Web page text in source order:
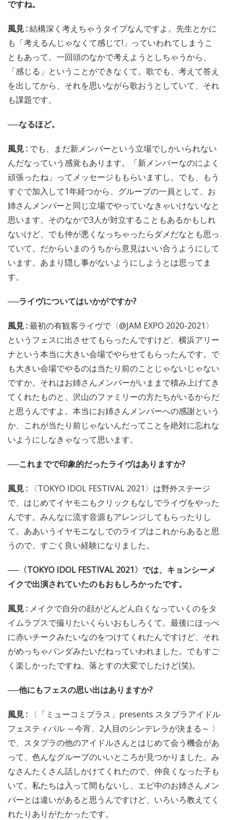
ですね。
風見 :結構深く考えちゃうタイプなんですよ。先生とかに
も「考えるんじゃなくて感じて!」っていわれてしまうこ
ともあって。一回頭のなかで考えようとしちゃうから、
「感じる」ということができなくて。歌でも、考えて答え
を出してから、それを思いながら歌おうとしていて、それ
も課題です。
──なるほど。
風見 : でも、まだ新メンバーという立場でしかいられない
んだなっていう感覚もあります。「新メンバーなのによく
頑張ったね」ってメッセージももらいますし。でも、もう
すぐで加入して1年経つから、グループの一員として、お
姉さんメンバーと同じ立場でやっていなきゃいけないなと
思います。そのなかで3人が対立することもあるかもしれ
ないけど、でも仲が悪くなっちゃったらダメだなとも思っ
ていて。だからいまのうちから意見はいい合うようにして
います。あまり隠し事がないようにしようとは思ってま
す。
──ライヴについてはいかがですか?
風見 :最初の有観客ライヴで〈@JAM EXPO 2020-2021〉
というフェスに出させてもらったんですけど、横浜アリー
ナという本当に大きい会場でやらせてもらったんです。で
も大きい会場でやるのは当たり前のことじゃないじゃない
ですか。それはお姉さんメンバーがいままで積み上げてき
てくれたものと、沢山のファミリーの方たちがいるからだ
と思うんですよ。本当にお姉さんメンバーへの感謝という
か、これが当たり前じゃないんだってことを絶対に忘れな
いようにしなきゃなって思います。
──これまでで印象的だったライヴはありますか?
風見 :
〈TOKYO IDOL FESTIVAL 2021〉は野外ステージ
で、はじめてイヤモニもクリックもなしでライヴをやった
んです。みんなに流す音源もアレンジしてもらったりし
て。ああいうイヤモニなしでのライブはこれからあると思
うので、すごく良い経験になりました。
──〈TOKYO IDOL FESTIVAL 2021〉では、キョンシーメ
イクで出演されていたのもおもしろかったです。
風見 : メイクで自分の顔がどんどん白くなっていくのをタ
イムラプスで撮りたいくらいおもしろくて。最後にほっぺ
に赤いチークみたいなのをつけてくれたんですけど、それ
がめっちゃパンダみたいだねっていわれました。でもすご
く楽しかったですね、落とすの大変でしたけど(笑)。
──他にもフェスの思い出はありますか?
風見 :
〈「ミューコミプラス」presents スタプラアイドル
フェスティバル ～今宵、2人目のシンデレラが決まる～ 〉
で、スタプラの他のアイドルさんとはじめて会う機会があ
って、色んなグループのいいところが見つかりました。み
なさんたくさん話しかけてくれたので、仲良くなった子も
いて。私たちは入って間もないし、エビ中のお姉さんメン
バーとは違いがあると思うんですけど、いろいろ教えてく
れたりありがたかったです。